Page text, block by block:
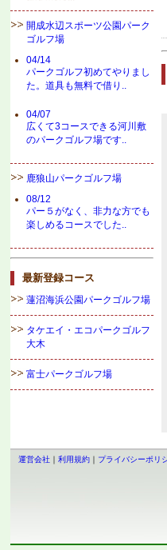
開成水辺スポーツ公園パーク
ゴルフ場
04/14
パークゴルフ初めてやりまし
た。道具も無料で借り..
04/07
広くて3コースできる河川敷
のパークゴルフ場です..
鹿狼山パークゴルフ場
08/12
パー５がなく、非力な方でも
楽しめるコースでした..
最新登録コース
蓮沼海浜公園パークゴルフ場
タケエイ・エコパークゴルフ
大木
富士パークゴルフ場
運営会社｜ 利用規約｜ プライバシーポリ